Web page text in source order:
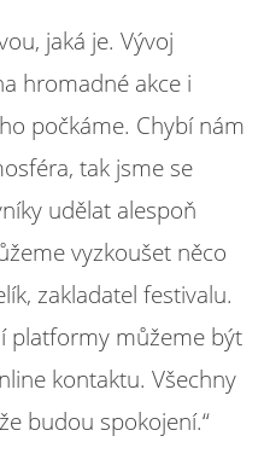
jaká je. Vývoj
hromadné akce i
počkáme. Chybí nám
tak jsme se
udělat alespoň
vyzkoušet něco
zakladatel festivalu.
platformy můžeme být
kontaktu. Všechny
budou spokojení.“